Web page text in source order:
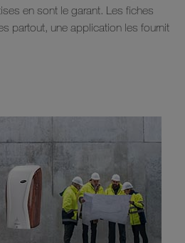
en sont le garant. Les fiches
partout, une application les fournit